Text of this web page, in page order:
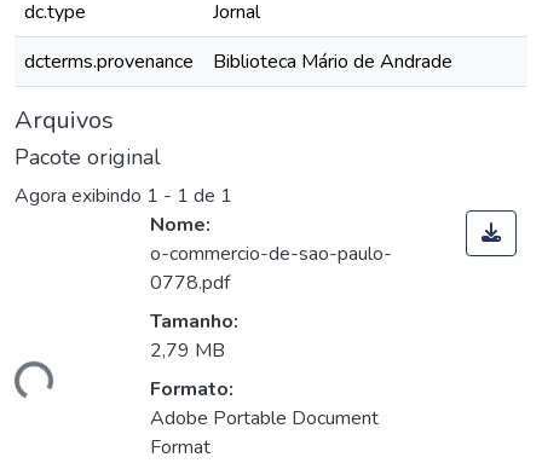
dc.type
Jornal
dcterms.provenance
Biblioteca Mário de Andrade
Arquivos
Pacote original
Agora exibindo 1 - 1 de 1
Nome:
o-commercio-de-sao-paulo-
0778.pdf
Tamanho:
2,79 MB
Formato:
Adobe Portable Document
Format